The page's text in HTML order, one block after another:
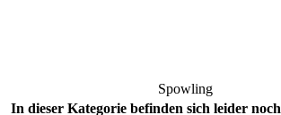
Spowling
In dieser Kategorie befinden sich leider